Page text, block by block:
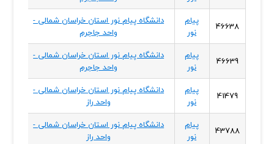
46638
پیام
نور
دانشگاه پیام نور استان خراسان شمالی -
واحد جاجرم
46639
پیام
نور
دانشگاه پیام نور استان خراسان شمالی -
واحد جاجرم
41479
پیام
نور
دانشگاه پیام نور استان خراسان شمالی -
واحد راز
43788
پیام
نور
دانشگاه پیام نور استان خراسان شمالی -
واحد راز